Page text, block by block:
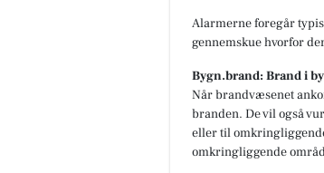
Alarmerne foregår
gennemskue hvorfor
Bygn.brand: Brand i
Når brandvæsenet
branden. De vil også
eller til
omkringliggende